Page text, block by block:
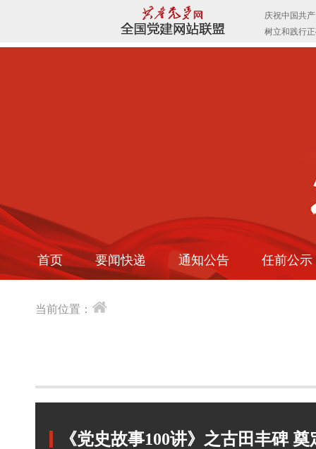
首页 要闻快递 通知公告 任前公示
当前位置：
《党史故事100讲》之古田丰碑 奠